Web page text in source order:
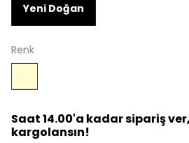
Yeni Doğan
Renk
Saat 14.00'a kadar sipariş
kargolansın!